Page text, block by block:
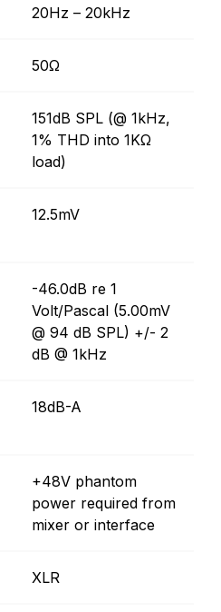
20Hz – 20kHz
50Ω
151dB SPL (@ 1kHz,
1% THD into 1KΩ
load)
12.5mV
-46.0dB re 1
Volt/Pascal (5.00mV
@ 94 dB SPL) +/- 2
dB @ 1kHz
18dB-A
+48V phantom
power required from
mixer or interface
XLR